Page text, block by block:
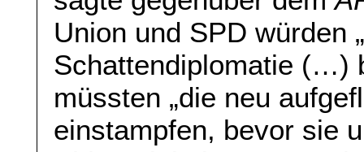
Union und SPD würden
Schattendiplomatie (…)
müssten „die neu
einstampfen, bevor sie